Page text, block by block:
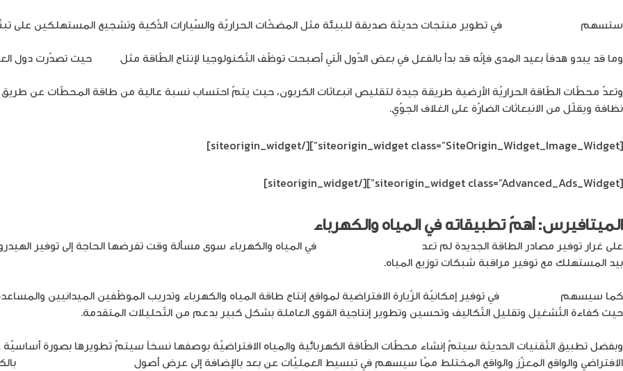
ستسهم
في تطوير منتجات حديثة صديقة للبيئة مثل المضخّات الحراريّة والسّيارات الذّكية وتشجيع المستهلكين على
وما قد يبدو هدفاً بعيد المدى فإنّه قد بدأ بالفعل في بعض الدّول الّتي أصبحت توظّف التّكنولوجيا لإنتاج الطّاقة مثل
حيث تصدرت دول
وتعدّ محطّات الطّاقة الحراريّة الأرضية طريقة جيدة لتقليص انبعاثات الكربون، حيث يتمّ احتساب نسبة عالية من طاقة المحطّات عن طريق
نظافة ويقلّل من الانبعاثات الضارّة على الغلاف الجوّي.
[siteorigin_widget class=”SiteOrigin_Widget_Image_Widget”]
[/siteorigin_widget]
[siteorigin_widget class=”Advanced_Ads_Widget”]
[/siteorigin_widget]
الميتافيرس: أهمّ تطبيقاته في المياه والكهرباء
على غرار توفير مصادر الطاقة الجديدة لم تعد
في المياه والكهرباء سوى مسألة وقت تفرضها الحاجة إلى توفير
بيد المستهلك مع توفير مراقبة شبكات توزيع المياه.
كما سيسهم
في توفير إمكانيّة الزّيارة الافتراضية لمواقع إنتاج طاقة المياه والكهرباء وتدريب الموظّفين الميدانيين
حيث كفاءة التّشغيل وتقليل التّكاليف وتحسين وتطوير إنتاجية القوى العاملة بشكل كبير بدعم من التّحليلات المتقدمة.
وبفضل تطبيق التّقنيات الحديثة سيتمّ إنشاء محطّات الطّاقة الكهربائية والمياه الافتراضيّة بوصفها نسخاً سيتمّ تطويرها بصورة أساسيّة
الافتراضي والواقع المعزّز والواقع المختلط ممّا سيسهم في تبسيط العمليّات عن بعد بالإضافة إلى عرض أصول